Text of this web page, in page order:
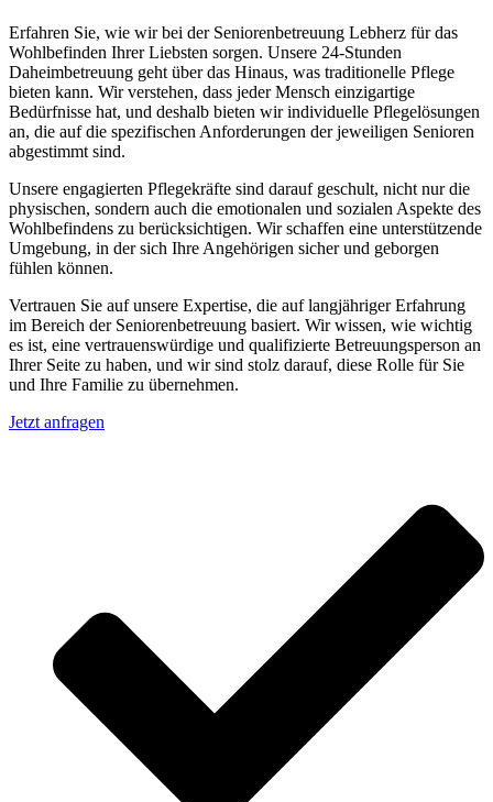
Erfahren Sie, wie wir bei der Seniorenbetreuung Lebherz für das
Wohlbefinden Ihrer Liebsten sorgen. Unsere 24-Stunden
Daheimbetreuung geht über das Hinaus, was traditionelle Pflege
bieten kann. Wir verstehen, dass jeder Mensch einzigartige
Bedürfnisse hat, und deshalb bieten wir individuelle Pflegelösungen
an, die auf die spezifischen Anforderungen der jeweiligen Senioren
abgestimmt sind.
Unsere engagierten Pflegekräfte sind darauf geschult, nicht nur die
physischen, sondern auch die emotionalen und sozialen Aspekte des
Wohlbefindens zu berücksichtigen. Wir schaffen eine unterstützende
Umgebung, in der sich Ihre Angehörigen sicher und geborgen
fühlen können.
Vertrauen Sie auf unsere Expertise, die auf langjähriger Erfahrung
im Bereich der Seniorenbetreuung basiert. Wir wissen, wie wichtig
es ist, eine vertrauenswürdige und qualifizierte Betreuungsperson an
Ihrer Seite zu haben, und wir sind stolz darauf, diese Rolle für Sie
und Ihre Familie zu übernehmen.
Jetzt anfragen